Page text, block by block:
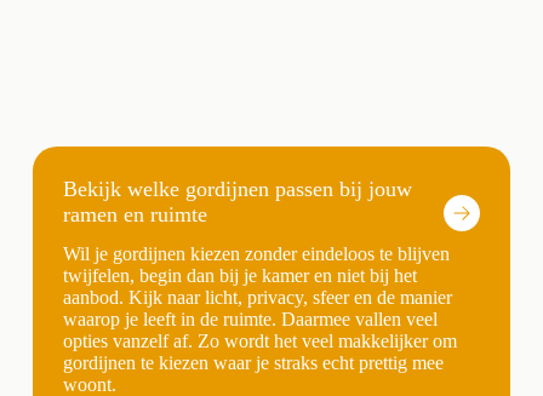
Bekijk welke gordijnen passen bij jouw
ramen en ruimte
Wil je gordijnen kiezen zonder eindeloos te blijven
twijfelen, begin dan bij je kamer en niet bij het
aanbod. Kijk naar licht, privacy, sfeer en de manier
waarop je leeft in de ruimte. Daarmee vallen veel
opties vanzelf af. Zo wordt het veel makkelijker om
gordijnen te kiezen waar je straks echt prettig mee
woont.